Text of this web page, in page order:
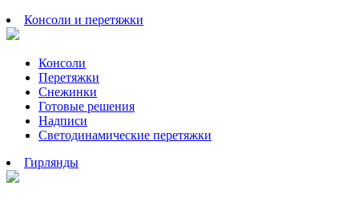
Консоли и перетяжки
Консоли
Перетяжки
Снежинки
Готовые решения
Надписи
Светодинамические перетяжки
Гирлянды